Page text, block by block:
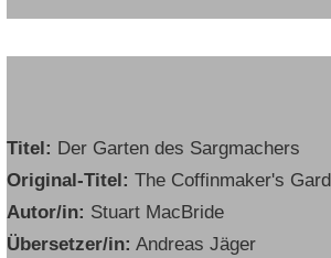
Titel: Der Garten des Sargmachers
Original-Titel:The Coffinmaker's
Autor/in: Stuart MacBride
Übersetzer/in: Andreas Jäger